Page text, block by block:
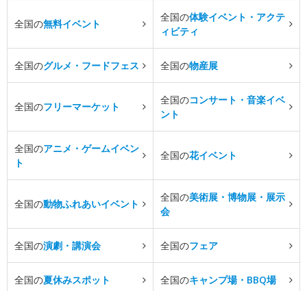
全国の無料イベント
全国の体験イベント・アクテ
ィビティ
全国のグルメ・フードフェス 全国の物産展
全国のフリーマーケット
全国のコンサート・音楽イベ
ント
全国のアニメ・ゲームイベン
ト
全国の花イベント
全国の動物ふれあいイベント
全国の美術展・博物展・展示
会
全国の演劇・講演会 全国のフェア
全国の夏休みスポット 全国のキャンプ場・BBQ場